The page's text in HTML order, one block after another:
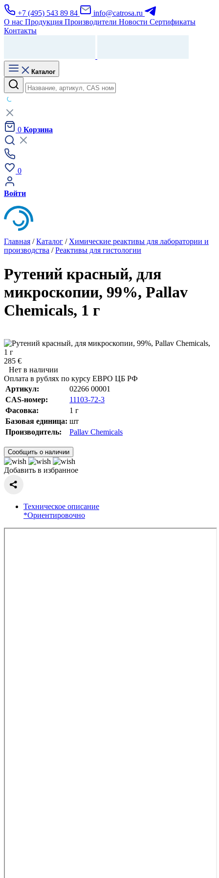
+7 (495) 543 89 84
info@catrosa.ru
О нас Продукция Производители Новости Сертификаты
Контакты
Каталог
0 Корзина
0
Войти
Главная /Каталог / Химические реактивы для лаборатории и
производства /Реактивы для гистологии
Рутений красный, для
микроскопии, 99%, Pallav
Chemicals, 1 г
285 €
Нет в наличии
Оплата в рублях по курсу ЕВРО ЦБ РФ
Артикул:
02266 00001
CAS-номер:
11103-72-3
Фасовка:
1 г
Базовая единица: шт
Производитель:
Pallav Chemicals
Сообщить о наличии
Добавить в избранное
Техническое описание
*Ориентировочно